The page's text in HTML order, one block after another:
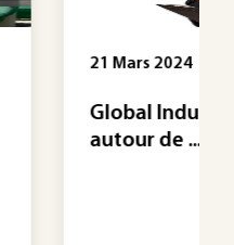
2024 : rencontres